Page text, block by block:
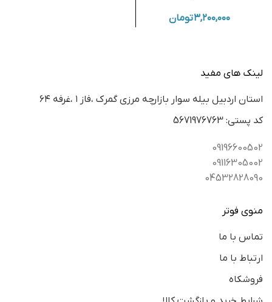
۳,۲۰۰,۰۰۰تومان
لینک های مفید
استان اردبيل بيله سوار بازارچه مرزي گمرك ،فاز ١ ،غرفه ٦٤
كد پستي: 5671976763
09196600502
09116305002
04532828090
منوی فوتر
تماس با ما
ارتباط با ما
فروشکاه